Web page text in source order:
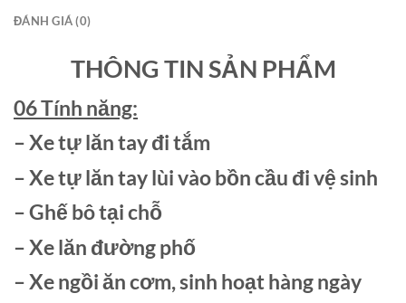
ĐÁNH GIÁ (0)
THÔNG TIN SẢN PHẨM
06 Tính năng:
– Xe tự lăn tay đi tắm
– Xe tự lăn tay lùi vào bồn cầu đi vệ sinh
– Ghế bô tại chỗ
– Xe lăn đường phố
– Xe ngồi ăn cơm, sinh hoạt hàng ngày